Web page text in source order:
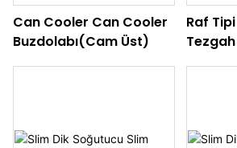
Can Cooler Can Cooler
Buzdolabı(Cam Üst)
Raf